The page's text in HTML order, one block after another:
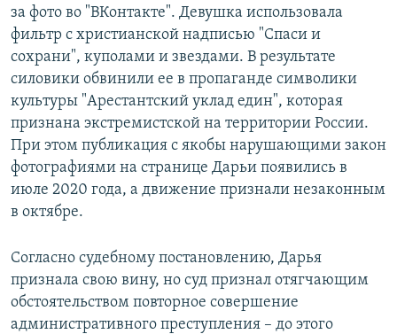
за фото во "ВКонтакте". Девушка использовала
фильтр с христианской надписью "Спаси и
сохрани", куполами и звездами. В результате
силовики обвинили ее в пропаганде символики
культуры "Арестантский уклад един", которая
признана экстремистской на территории России.
При этом публикация с якобы нарушающими закон
фотографиями на странице Дарьи появились в
июле 2020 года, а движение признали незаконным
в октябре.
Согласно судебному постановлению, Дарья
признала свою вину, но суд признал отягчающим
обстоятельством повторное совершение
административного преступления – до этого